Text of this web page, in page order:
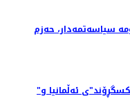
سیاسەتمەدار، حەزم
"ئەزموون" لە فێستیڤاڵەکانی فیلمی "ئێکسگڕۆند"ی ئەڵمانیا و